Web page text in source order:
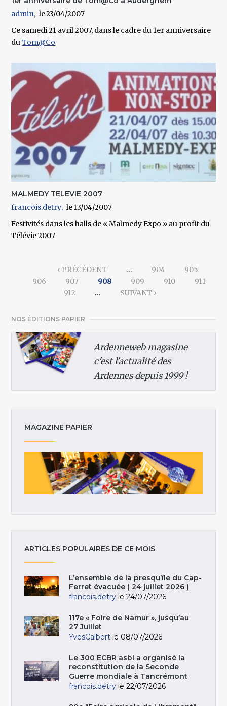
admin
23/04/2007
Ce samedi 21 avril 2007, dans le cadre du 1er anniversaire
duTom@Co
MALMEDY TELEVIE 2007
francois.detry
13/04/2007
Festivités dans les halls de « Malmedy Expo » au profit du
Télévie 2007
‹ PRÉCÉDENT … 904
905
906
907 908 909 910
911
912
… SUIVANT ›
NOS ÉDITIONS PAPIER
Ardenneweb magasine
c'est l'actualité des
Ardennes depuis 1999 !
MAGAZINE PAPIER
ARTICLES POPULAIRES DE CE MOIS
L’ensemble de la presqu’île du Cap-
Ferret évacuée ( 24 juillet 2026 )
francois.detry le 24/07/2026
117e « Foire de Namur », jusqu’au
27 Juillet
YvesCalbert le 08/07/2026
Le 300 ECBR asbl a organisé la
reconstitution de la Seconde
Guerre mondiale à Tancrémont
francois.detry le 22/07/2026